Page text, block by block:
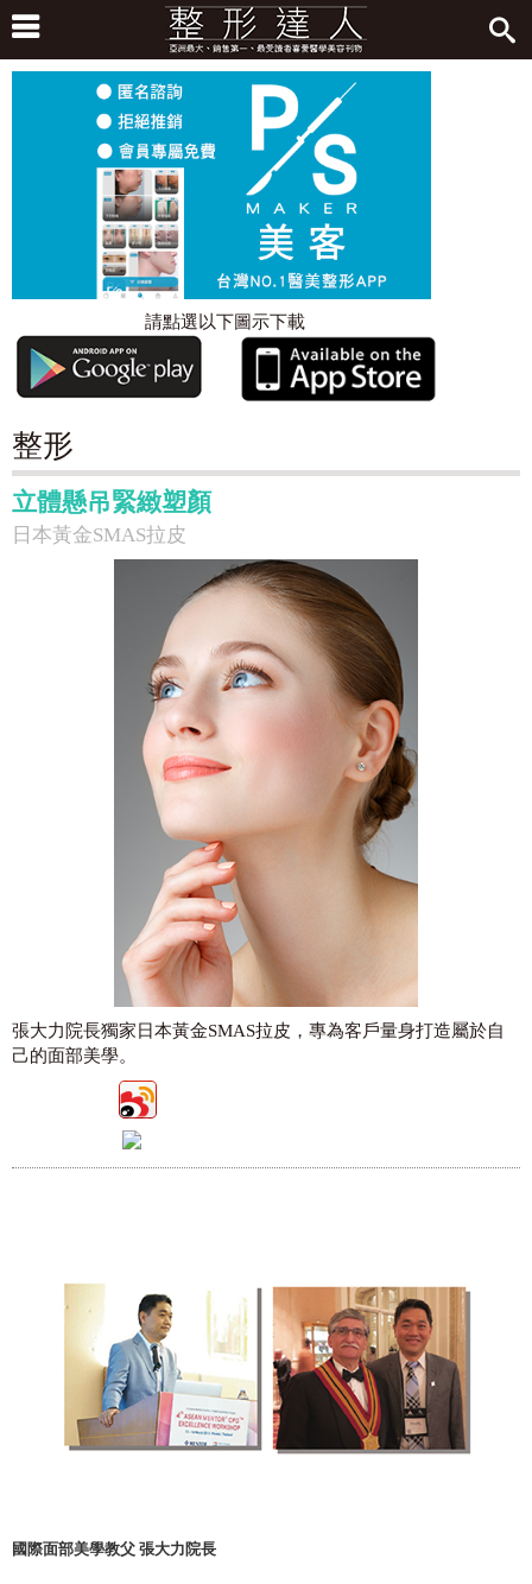
請點選以下圖示下載
整形
立體懸吊緊緻塑顏
日本黃金SMAS拉皮
張大力院長獨家日本黃金SMAS拉皮，專為客戶量身打造屬於自
己的面部美學。
國際面部美學教父 張大力院長